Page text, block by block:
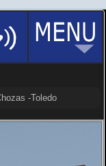
-Toledo